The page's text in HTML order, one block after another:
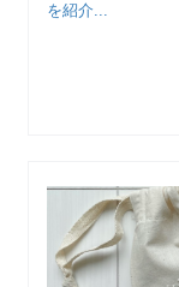
を紹介...